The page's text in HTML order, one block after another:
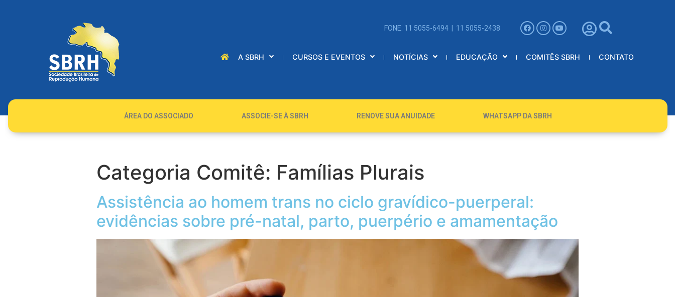
FONE: 11 5055-6494 | 11 5055-2438
A SBRH CURSOS E EVENTOS NOTÍCIAS EDUCAÇÃO COMITÊS SBRH CONTATO
ÁREA DO ASSOCIADO ASSOCIE-SE À SBRH RENOVE SUA ANUIDADE WHATSAPP DA SBRH
Categoria Comitê: Famílias Plurais
Assistência ao homem trans no ciclo gravídico-puerperal:
evidências sobre pré-natal, parto, puerpério e amamentação